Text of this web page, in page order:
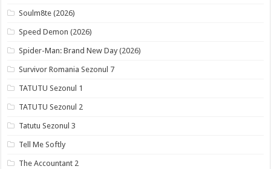
Soulm8te (2026)
Speed Demon (2026)
Spider-Man: Brand New Day (2026)
Survivor Romania Sezonul 7
TATUTU Sezonul 1
TATUTU Sezonul 2
Tatutu Sezonul 3
Tell Me Softly
The Accountant 2